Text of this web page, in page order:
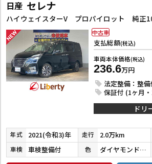
日産 セレナ
支払総額(税込)
車両本体価格(税込)
236.6万円
法定整備：整備
保証付 (1ヶ月
中古車
ドリ
年式 2021(令和3)年 走行 2.0万km
車検 車検整備付 色 ダイヤモンドブラックパール